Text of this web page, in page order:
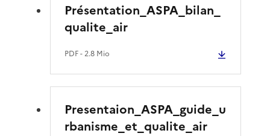
Présentation_ASPA_bilan_
qualite_air
PDF- 2.8 Mio
Presentaion_ASPA_guide_u
rbanisme_et_qualite_air